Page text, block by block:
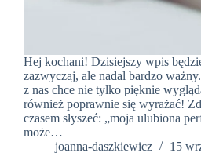
Hej kochani! Dzisiejszy wpis
zazwyczaj, ale nadal bardzo
z nas chce nie tylko pięknie
również poprawnie się wyrażać!
czasem słyszeć: „moja ulubiona
może…
joanna-daszkiewicz
15